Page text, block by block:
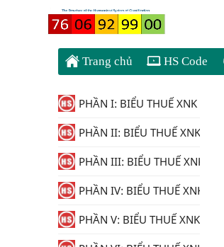
Trang chủ HS Code
PHẦN I: BIỂU THUẾ XNK
PHẦN II: BIỂU THUẾ XNK
PHẦN III: BIỂU THUẾ XNK
PHẦN IV: BIỂU THUẾ XNK
PHẦN V: BIỂU THUẾ XNK